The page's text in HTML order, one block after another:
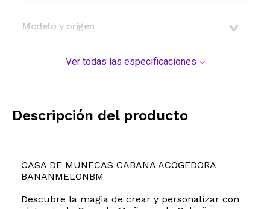
Modelo y origen
Ver todas las especificaciones
Descripción del producto
CASA DE MUNECAS CABANA ACOGEDORA
BANANMELONBM
Descubre la magia de crear y personalizar con